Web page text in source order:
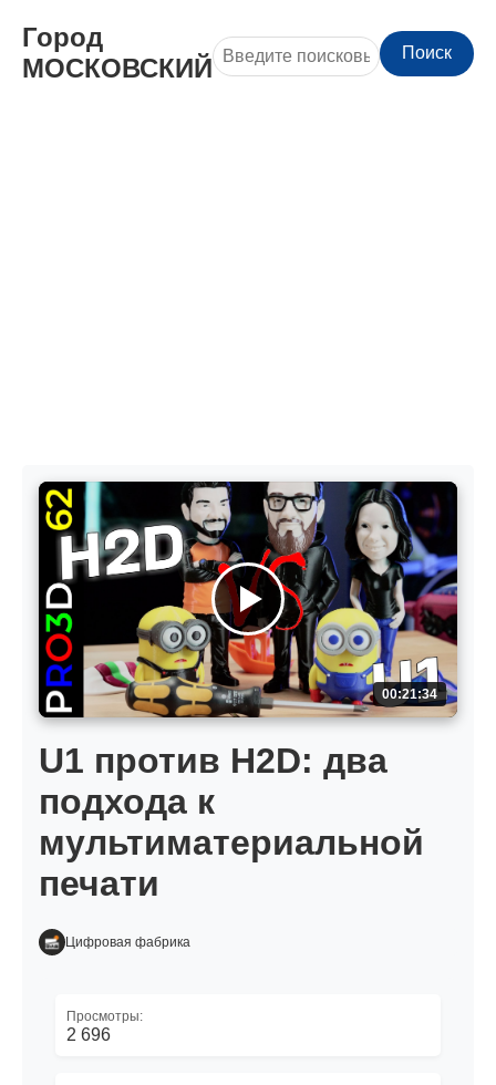
Город
МОСКОВСКИЙ
Поиск
00:21:34
U1 против H2D: два
подхода к
мультиматериальной
печати
Цифровая фабрика
Просмотры:
2 696